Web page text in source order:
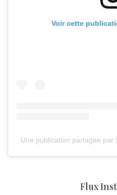
Voir cette
Une publication partagée par
Flux